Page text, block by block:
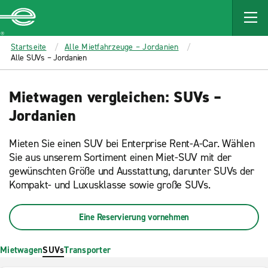
MAIN
CONTENT
Enterprise
Startseite
Alle Mietfahrzeuge – Jordanien
Alle SUVs – Jordanien
Mietwagen vergleichen: SUVs –
Jordanien
Mieten Sie einen SUV bei Enterprise Rent-A-Car. Wählen
Sie aus unserem Sortiment einen Miet-SUV mit der
gewünschten Größe und Ausstattung, darunter SUVs der
Kompakt- und Luxusklasse sowie große SUVs.
Eine Reservierung vornehmen
MietwagenSUVsTransporter